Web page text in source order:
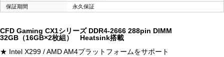
保証期間
永久保証
CFD Gaming CX1シリーズ DDR4-2666 288pin DIMM
32GB（16GB×2枚組） Heatsink搭載
★ Intel X299 / AMD AM4プラットフォームをサポート